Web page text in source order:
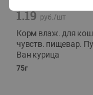
1.19 руб./шт
Корм влаж. для
чувств. пищевар.
Ван курица
75г